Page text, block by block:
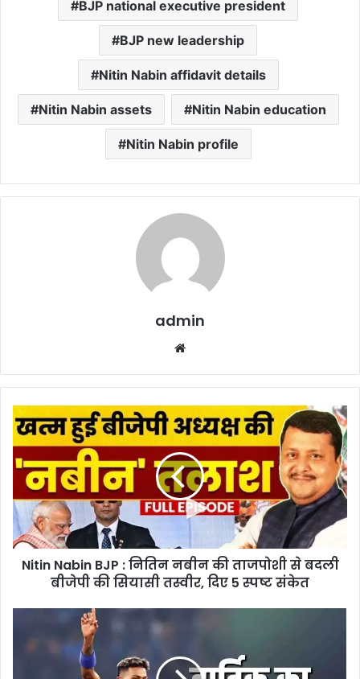
BJP national executive president
BJP new leadership
Nitin Nabin affidavit details
Nitin Nabin assets Nitin Nabin education
Nitin Nabin profile
admin
Nitin
Nabin
BJP
नितिन
नबीन
की
ताजपोशी
से
बदली
Nitin Nabin BJP : नितिन नबीन की ताजपोशी से बदली
बीजेपी की सियासी तस्वीर, दिए 5 स्पष्ट संकेत
Record